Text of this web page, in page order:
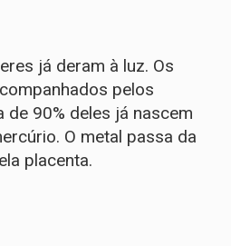
já deram à luz. Os
pelos
de 90% deles já nascem
O metal passa da
placenta.